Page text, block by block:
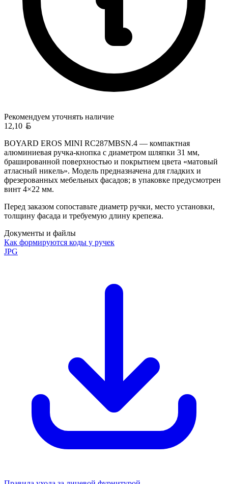
Рекомендуем уточнять наличие
12,10
BOYARD EROS MINI RC287MBSN.4 — компактная
алюминиевая ручка-кнопка с диаметром шляпки 31 мм,
брашированной поверхностью и покрытием цвета «матовый
атласный никель». Модель предназначена для гладких и
фрезерованных мебельных фасадов; в упаковке предусмотрен
винт 4×22 мм.
Перед заказом сопоставьте диаметр ручки, место установки,
толщину фасада и требуемую длину крепежа.
Документы и файлы
Как формируются коды у ручек
JPG